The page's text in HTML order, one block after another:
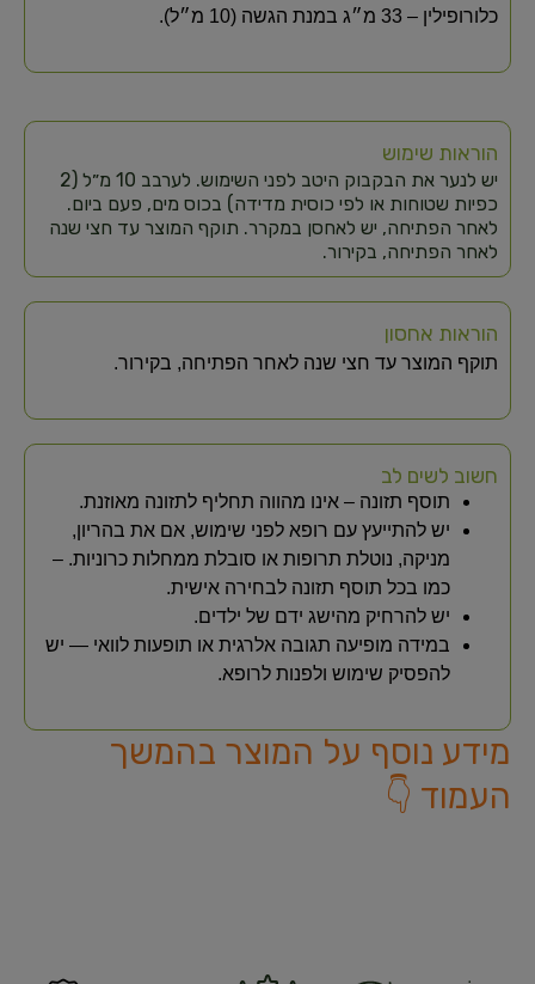
כלורופילין – 33 מ״ג במנת הגשה (10 מ״ל).
הוראות שימוש
יש לנער את הבקבוק היטב לפני השימוש. לערבב 10 מ״ל (2
כפיות שטוחות או לפי כוסית מדידה) בכוס מים, פעם ביום.
לאחר הפתיחה, יש לאחסן במקרר. תוקף המוצר עד חצי שנה
לאחר הפתיחה, בקירור.
הוראות אחסון
תוקף המוצר עד חצי שנה לאחר הפתיחה, בקירור.
חשוב לשים לב
תוסף תזונה – אינו מהווה תחליף לתזונה מאוזנת.
יש להתייעץ עם רופא לפני שימוש, אם את בהריון,
מניקה, נוטלת תרופות או סובלת ממחלות כרוניות. –
כמו בכל תוסף תזונה לבחירה אישית.
יש להרחיק מהישג ידם של ילדים.
במידה מופיעה תגובה אלרגית או תופעות לוואי — יש
להפסיק שימוש ולפנות לרופא.
מידע נוסף על המוצר בהמשך
העמוד 👇